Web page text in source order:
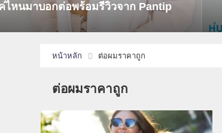
หนมาบอกต่อพร้อมรีวิวจาก Pantip
หน้าหลัก ต่อผมราคาถูก
ต่อผมราคาถูก